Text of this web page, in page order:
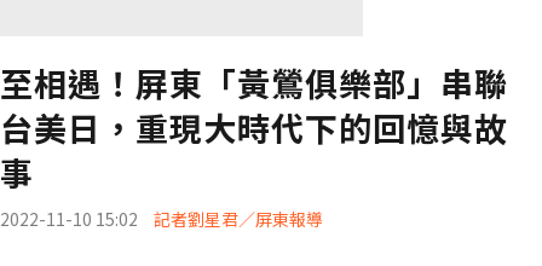
至相遇！屏東「黃鶯俱樂部」串聯
台美日，重現大時代下的回憶與故
事
2022-11-10 15:02 記者劉星君／屏東報導